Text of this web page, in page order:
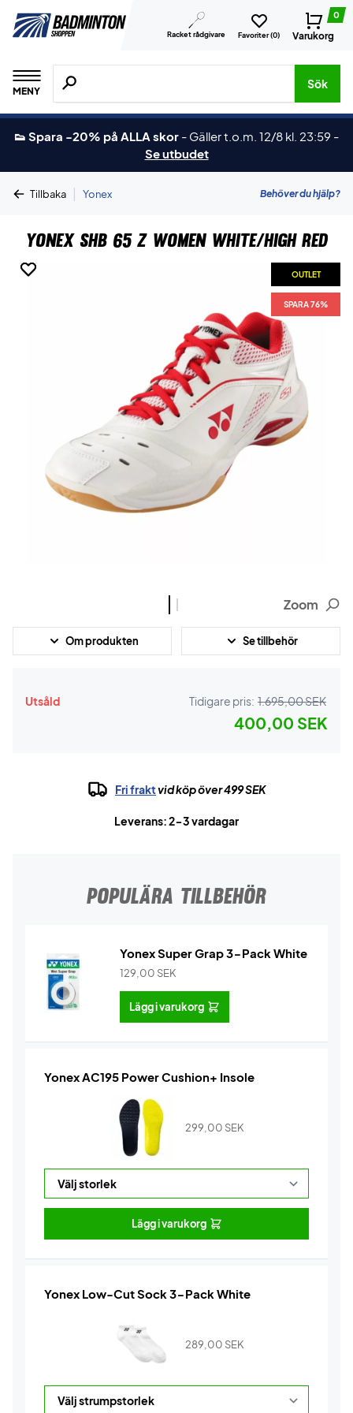
Racket rådgivare Favoriter (0)
0
Varukorg
MENY
Sök efter produkter, märken osv.
Sök
👟 Spara -20% på ALLA skor - Gäller t.o.m. 12/8 kl. 23:59 -
Se utbudet
Tillbaka | Yonex Behöver du hjälp?
Yonex SHB 65 Z Women White/High Red
OUTLET
SPARA 76%
OUTLET
SPARA 76%
Zoom
Om produkten Se tillbehör
Utsåld Tidigare pris: 1.695,00 SEK
400,00 SEK
Fri fraktvid köp över 499 SEK
Leverans: 2-3 vardagar
POPULÄRA TILLBEHÖR
Yonex Super Grap 3-Pack White
129,00 SEK
Lägg i varukorg
Yonex AC195 Power Cushion+ Insole
299,00 SEK
Lägg i varukorg
Yonex Low-Cut Sock 3-Pack White
289,00 SEK